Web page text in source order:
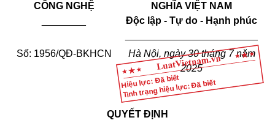
Hiệu lực: Đã biết
Tình trạng hiệu lực: Đã biết
CÔNG NGHỆ
Số: 1956/QĐ-BKHCN
NGHĨA VIỆT NAM
Độc lập - Tự do - Hạnh phúc
Hà Nội, ngày 30 tháng 7 năm
2025
QUYẾT ĐỊNH